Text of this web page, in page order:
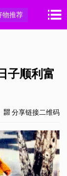
物推荐
子顺利富
分享链接二维码